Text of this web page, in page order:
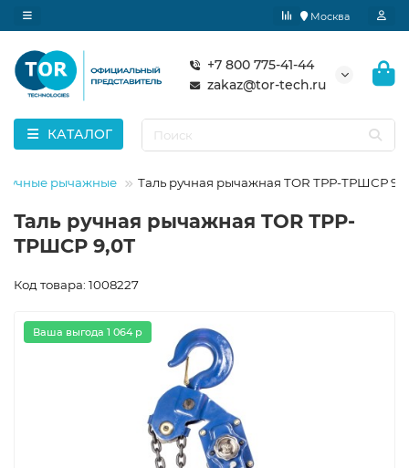
Москва
+7 800 775-41-44
zakaz@tor-tech.ru
КАТАЛОГ
ручные рычажные Таль ручная рычажная TOR ТРР-ТРШСР
Таль ручная рычажная TOR ТРР-
ТРШСР 9,0Т
Код товара: 1008227
Ваша выгода 1 064 р